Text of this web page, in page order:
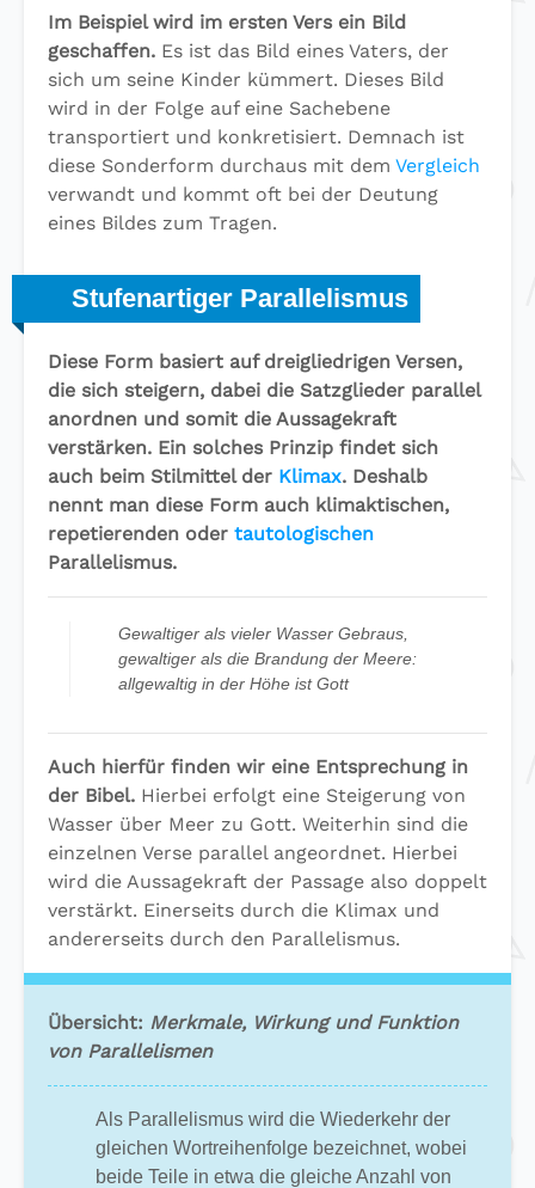
Im Beispiel wird im ersten Vers ein Bild
geschaffen. Es ist das Bild eines Vaters, der
sich um seine Kinder kümmert. Dieses Bild
wird in der Folge auf eine Sachebene
transportiert und konkretisiert. Demnach ist
diese Sonderform durchaus mit dem Vergleich
verwandt und kommt oft bei der Deutung
eines Bildes zum Tragen.
Stufenartiger Parallelismus
Diese Form basiert auf dreigliedrigen Versen,
die sich steigern, dabei die Satzglieder parallel
anordnen und somit die Aussagekraft
verstärken. Ein solches Prinzip findet sich
auch beim Stilmittel der Klimax. Deshalb
nennt man diese Form auch klimaktischen,
repetierenden oder tautologischen
Parallelismus.
Gewaltiger als vieler Wasser Gebraus,
gewaltiger als die Brandung der Meere:
allgewaltig in der Höhe ist Gott
Auch hierfür finden wir eine Entsprechung in
der Bibel. Hierbei erfolgt eine Steigerung von
Wasser über Meer zu Gott. Weiterhin sind die
einzelnen Verse parallel angeordnet. Hierbei
wird die Aussagekraft der Passage also doppelt
verstärkt. Einerseits durch die Klimax und
andererseits durch den Parallelismus.
Übersicht: Merkmale, Wirkung und Funktion
von Parallelismen
Als Parallelismus wird die Wiederkehr der
gleichen Wortreihenfolge bezeichnet, wobei
beide Teile in etwa die gleiche Anzahl von